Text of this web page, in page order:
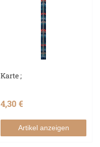
Karte ;
4,30 €
Artikel anzeigen